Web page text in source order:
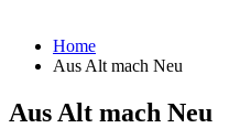
Home
Aus Alt mach Neu
Aus Alt mach Neu